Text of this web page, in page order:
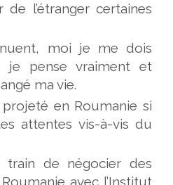
l’étranger certaines
moi je me dois
je pense vraiment et
ma vie.
projeté en Roumanie si
attentes vis-à-vis du
train de négocier des
avec l’Institut